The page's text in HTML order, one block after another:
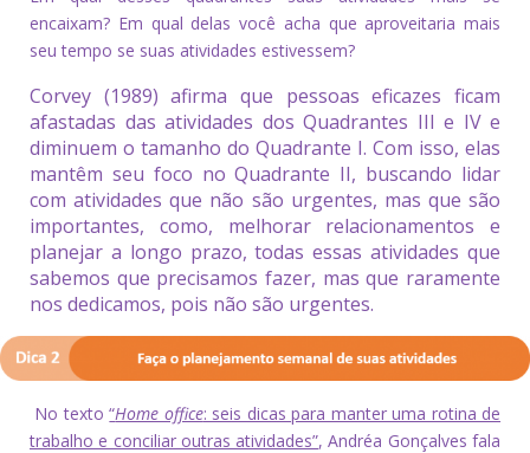
encaixam? Em qual delas você acha que aproveitaria mais
seu tempo se suas atividades estivessem?
Corvey (1989) afirma que pessoas eficazes ficam
afastadas das atividades dos Quadrantes III e IV e
diminuem o tamanho do Quadrante I. Com isso, elas
mantêm seu foco no Quadrante II, buscando lidar
com atividades que não são urgentes, mas que são
importantes, como, melhorar relacionamentos e
planejar a longo prazo, todas essas atividades que
sabemos que precisamos fazer, mas que raramente
nos dedicamos, pois não são urgentes.
No texto“Home office: seis dicas para manter uma rotina de
trabalho e conciliar outras atividades”, Andréa Gonçalves fala